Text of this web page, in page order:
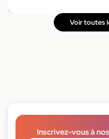
Voir toutes
Inscrivez-vous à